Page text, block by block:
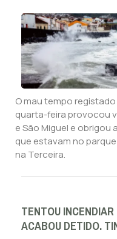
O mau tempo
quarta-feira provocou
e São Miguel e
que estavam no
na Terceira.
TENTOU
ACABOU DETIDO.